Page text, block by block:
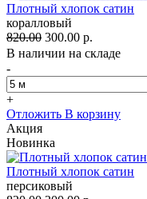
Плотный хлопок сатин
коралловый
820.00 300.00 р.
В наличии на складе
-
+
Отложить В корзину
Акция
Новинка
Плотный хлопок сатин
персиковый